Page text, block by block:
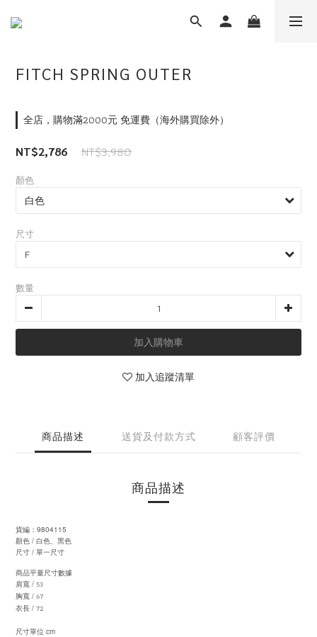
FITCH SPRING OUTER
全店，購物滿2000元 免運費（海外購買除外）
NT$2,786 NT$3,980
顏色
尺寸
數量
加入購物車
加入追蹤清單
商品描述 送貨及付款方式 顧客評價
商品描述
貨編： 9804115
顏色 / 白色、黑色
尺寸 / 單一尺寸
商品平量尺寸數據
肩寬 / 53
胸寬 / 67
衣長 / 72
尺寸單位 cm